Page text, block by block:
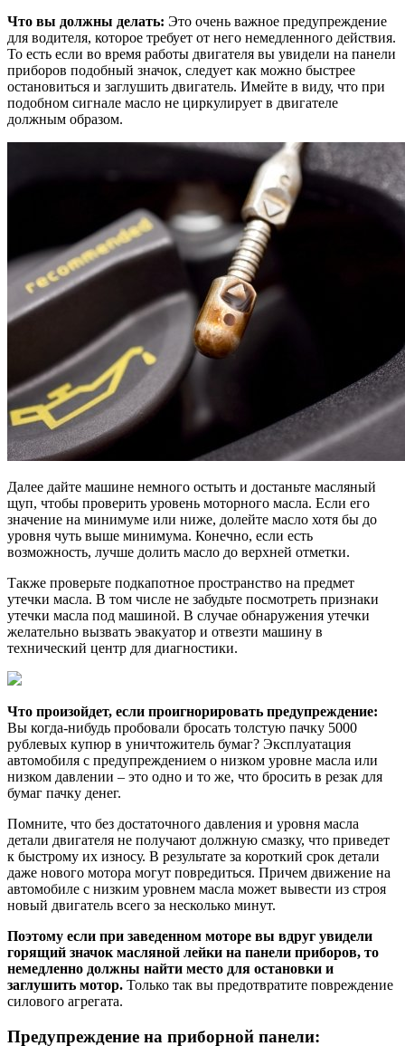
Что вы должны делать: Это очень важное предупреждение
для водителя, которое требует от него немедленного действия.
То есть если во время работы двигателя вы увидели на панели
приборов подобный значок, следует как можно быстрее
остановиться и заглушить двигатель. Имейте в виду, что при
подобном сигнале масло не циркулирует в двигателе
должным образом.
Далее дайте машине немного остыть и достаньте масляный
щуп, чтобы проверить уровень моторного масла. Если его
значение на минимуме или ниже, долейте масло хотя бы до
уровня чуть выше минимума. Конечно, если есть
возможность, лучше долить масло до верхней отметки.
Также проверьте подкапотное пространство на предмет
утечки масла. В том числе не забудьте посмотреть признаки
утечки масла под машиной. В случае обнаружения утечки
желательно вызвать эвакуатор и отвезти машину в
технический центр для диагностики.
Что произойдет, если проигнорировать предупреждение:
Вы когда-нибудь пробовали бросать толстую пачку 5000
рублевых купюр в уничтожитель бумаг? Эксплуатация
автомобиля с предупреждением о низком уровне масла или
низком давлении – это одно и то же, что бросить в резак для
бумаг пачку денег.
Помните, что без достаточного давления и уровня масла
детали двигателя не получают должную смазку, что приведет
к быстрому их износу. В результате за короткий срок детали
даже нового мотора могут повредиться. Причем движение на
автомобиле с низким уровнем масла может вывести из строя
новый двигатель всего за несколько минут.
Поэтому если при заведенном моторе вы вдруг увидели
горящий значок масляной лейки на панели приборов, то
немедленно должны найти место для остановки и
заглушить мотор. Только так вы предотвратите повреждение
силового агрегата.
Предупреждение на приборной панели: